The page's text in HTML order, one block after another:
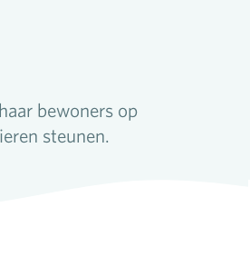
bewoners op
steunen.